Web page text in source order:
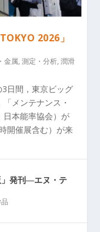
2026」
金属,測定・分析,潤滑
日間，東京ビッグ
メンテナンス・
日本能率協会）が
開催展含む）が来
」発刊―エヌ・テ